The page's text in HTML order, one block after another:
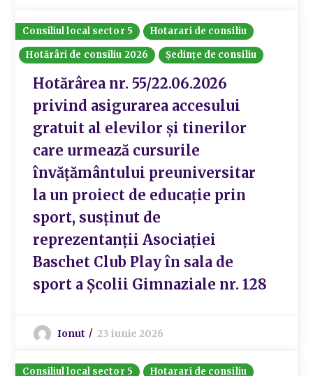
Consiliul local sector 5
Hotarari de consiliu
Hotărâri de consiliu 2026
Ședințe de consiliu
Hotărârea nr. 55/22.06.2026
privind asigurarea accesului
gratuit al elevilor și tinerilor
care urmează cursurile
învățământului preuniversitar
la un proiect de educație prin
sport, susținut de
reprezentanții Asociației
Baschet Club Play în sala de
sport a Școlii Gimnaziale nr. 128
Ionut 23 iunie 2026
Consiliul local sector 5 Hotarari de consiliu